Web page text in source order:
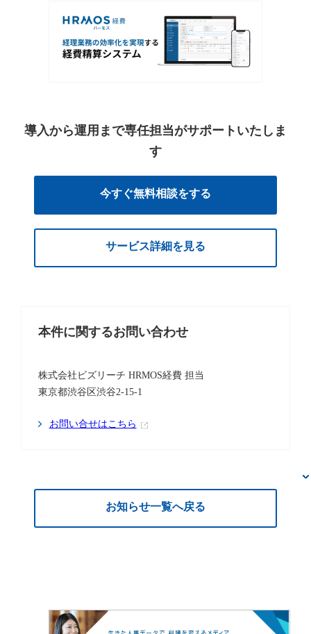
導入から運用まで専任担当がサポートいたしま
す
今すぐ無料相談をする
サービス詳細を見る
本件に関するお問い合わせ
株式会社ビズリーチ HRMOS経費 担当
東京都渋谷区渋谷2-15-1
お問い合せはこちら
お知らせ一覧へ戻る